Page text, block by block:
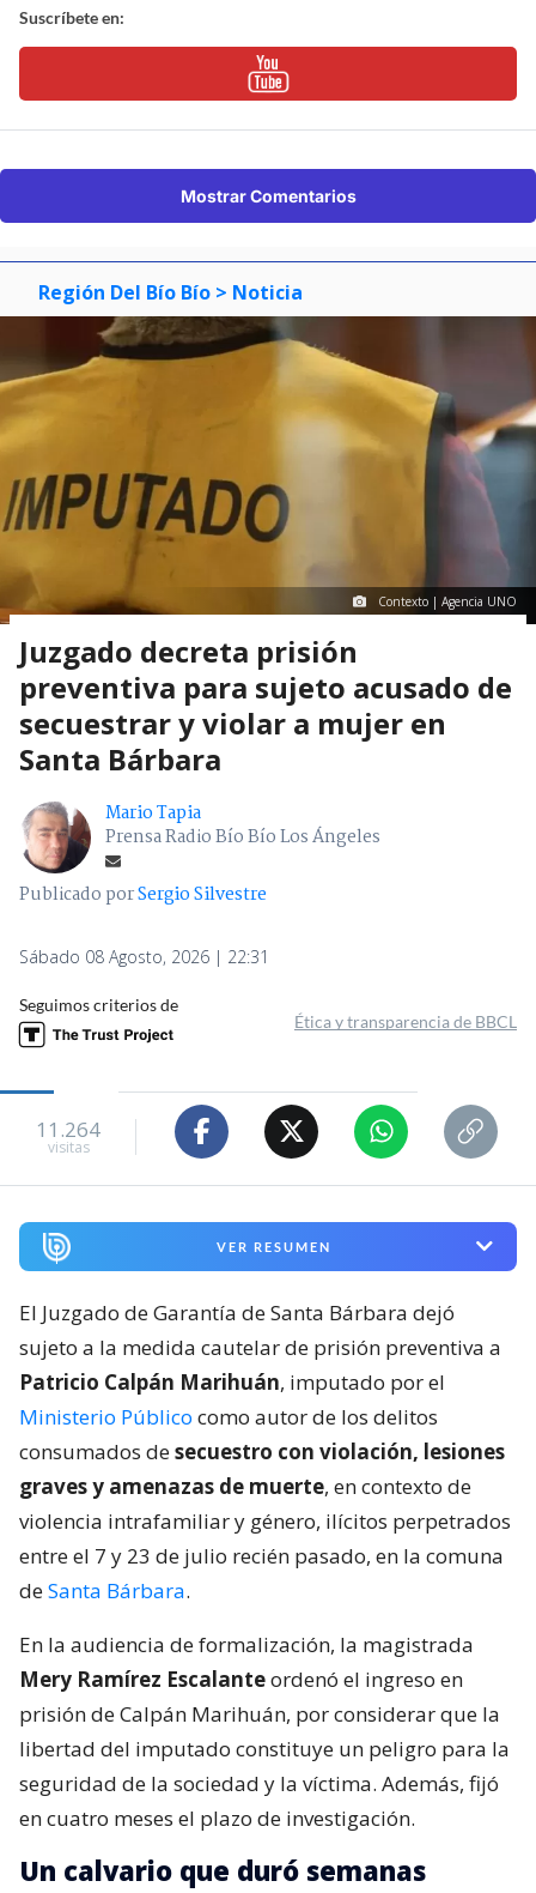
Suscríbete en:
Mostrar Comentarios
Región Del Bío Bío > Noticia
Contexto | Agencia UNO
Juzgado decreta prisión
preventiva para sujeto acusado de
secuestrar y violar a mujer en
Santa Bárbara
Mario Tapia
Prensa Radio Bío Bío Los Ángeles
Publicado porSergio Silvestre
Sábado 08 Agosto, 2026 | 22:31
Seguimos criterios de
Ética y transparencia de BBCL
11.264
visitas
VER RESUMEN
El Juzgado de Garantía de Santa Bárbara dejó
sujeto a la medida cautelar de prisión preventiva a
Patricio Calpán Marihuán, imputado por el
Ministerio Público como autor de los delitos
consumados desecuestro con violación, lesiones
graves y amenazas de muerte, en contexto de
violencia intrafamiliar y género, ilícitos perpetrados
entre el 7 y 23 de julio recién pasado, en la comuna
deSanta Bárbara.
En la audiencia de formalización, la magistrada
Mery Ramírez Escalanteordenó el ingreso en
prisión de Calpán Marihuán, por considerar que la
libertad del imputado constituye un peligro para la
seguridad de la sociedad y la víctima. Además, fijó
en cuatro meses el plazo de investigación.
Un calvario que duró semanas